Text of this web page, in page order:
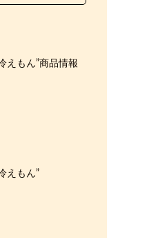
えもん”商品情報
えもん”